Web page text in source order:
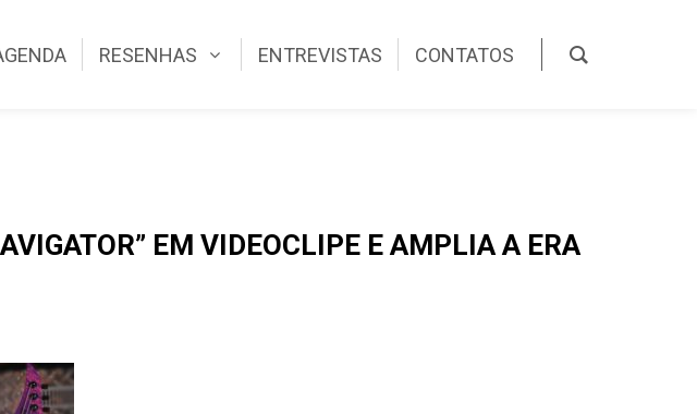
RESENHAS ENTREVISTAS CONTATOS
EM VIDEOCLIPE E AMPLIA A ERA